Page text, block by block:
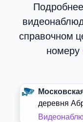
справочном
номеру
деревня